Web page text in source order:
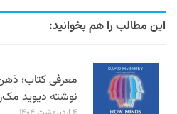
این مطالب را هم بخوانید:
معرفی کتاب؛
نوشته دیوید